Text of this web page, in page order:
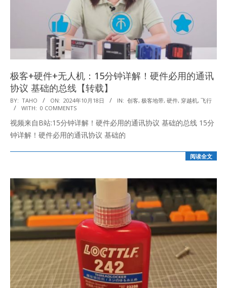
极客+硬件+无人机：15分钟详解！硬件必用的通讯
协议 基础的总线【转载】
2024-
10-
18
BY: TAHO ON: 2024年10月18日 IN: 创客, 极客地带, 硬件, 穿越机, 飞行
WITH: 0 COMMENTS
视频来自B站:15分钟详解！硬件必用的通讯协议 基础的总线 15分
钟详解！硬件必用的通讯协议 基础的
阅读全文